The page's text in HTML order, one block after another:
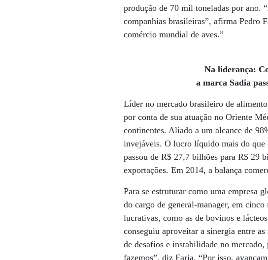
produção de 70 mil toneladas por ano.
companhias brasileiras”, afirma Pedro
comércio mundial de aves.”
Na liderança:
a marca Sadia
Líder no mercado brasileiro de
por conta de sua atuação no Oriente
continentes. Aliado a um alcance de
invejáveis. O lucro líquido mais do que
passou de R$ 27,7 bilhões para R$ 29
exportações. Em 2014, a balança
Para se estruturar como uma empresa
do cargo de general-manager, em
lucrativas, como as de bovinos e
conseguiu aproveitar a sinergia entre
de desafios e instabilidade no
fazemos”, diz Faria. “Por isso,